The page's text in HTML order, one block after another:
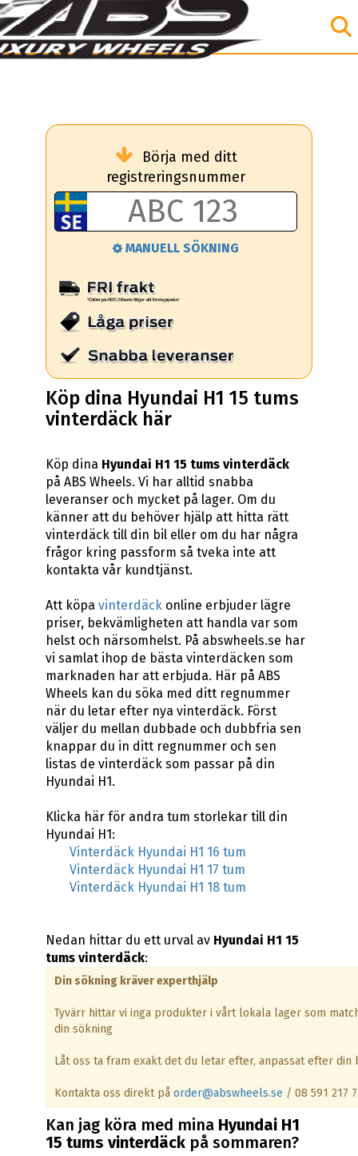
Börja med ditt
registreringsnummer
MANUELL SÖKNING
Köp dina Hyundai H1 15 tums
vinterdäck här
Köp dina Hyundai H1 15 tums vinterdäck
på ABS Wheels. Vi har alltid snabba
leveranser och mycket på lager. Om du
känner att du behöver hjälp att hitta rätt
vinterdäck till din bil eller om du har några
frågor kring passform så tveka inte att
kontakta vår kundtjänst.
Att köpa vinterdäckonline erbjuder lägre
priser, bekvämligheten att handla var som
helst och närsomhelst. På abswheels.se har
vi samlat ihop de bästa vinterdäcken som
marknaden har att erbjuda. Här på ABS
Wheels kan du söka med ditt regnummer
när du letar efter nya vinterdäck. Först
väljer du mellan dubbade och dubbfria sen
knappar du in ditt regnummer och sen
listas de vinterdäck som passar på din
Hyundai H1.
Klicka här för andra tum storlekar till din
Hyundai H1:
Vinterdäck Hyundai H1 16 tum
Vinterdäck Hyundai H1 17 tum
Vinterdäck Hyundai H1 18 tum
Nedan hittar du ett urval av Hyundai H1 15
tums vinterdäck:
Din sökning kräver experthjälp
Tyvärr hittar vi inga produkter i vårt lokala lager som
din sökning
Låt oss ta fram exakt det du letar efter, anpassat efter din
Kontakta oss direkt på order@abswheels.se / 08 591 217
Kan jag köra med mina Hyundai H1
15 tums vinterdäckpå sommaren?